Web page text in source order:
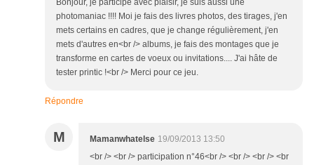
Bonjour, je participe avec plaisir, je suis aussi une
photomaniac !!!! Moi je fais des livres photos, des tirages, j'en
mets certains en cadres, que je change régulièrement, j'en
mets d'autres en<br /> albums, je fais des montages que je
transforme en cartes de voeux ou invitations.... J'ai hâte de
tester printic !<br /> Merci pour ce jeu.
Répondre
M Mamanwhatelse 19/09/2013 13:50
<br /> <br /> participation n°46<br /> <br /> <br /> <br